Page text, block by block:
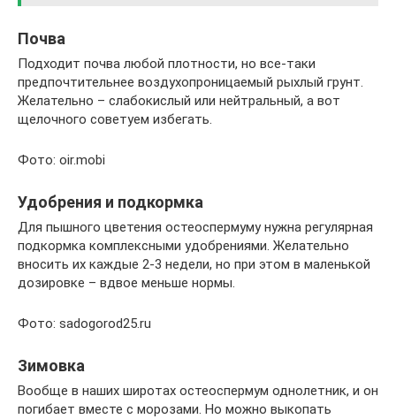
Почва
Подходит почва любой плотности, но все-таки
предпочтительнее воздухопроницаемый рыхлый грунт.
Желательно – слабокислый или нейтральный, а вот
щелочного советуем избегать.
Фото: oir.mobi
Удобрения и подкормка
Для пышного цветения остеоспермуму нужна регулярная
подкормка комплексными удобрениями. Желательно
вносить их каждые 2-3 недели, но при этом в маленькой
дозировке – вдвое меньше нормы.
Фото: sadogorod25.ru
Зимовка
Вообще в наших широтах остеоспермум однолетник, и он
погибает вместе с морозами. Но можно выкопать